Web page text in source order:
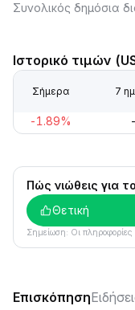
Συνολικός δημόσια
Ιστορικό τιμών
Σήμερα 7
-1.89%
Πώς νιώθεις για
Θετική
Σημείωση: Οι πληροφορίες
Επισκόπηση